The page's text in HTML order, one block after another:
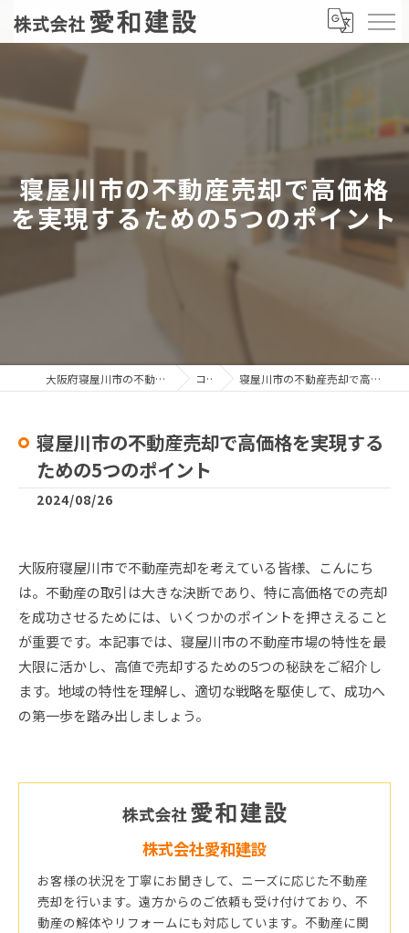
寝屋川市の不動産売却で高価格
を実現するための5つのポイント
大阪府寝屋川市の不動産売却なら株式会社愛和建設 コラム 寝屋川市の不動産売却で高価格を実現するための5つのポイント
寝屋川市の不動産売却で高価格を実現する
ための5つのポイント
2024/08/26
大阪府寝屋川市で不動産売却を考えている皆様、こんにち
は。不動産の取引は大きな決断であり、特に高価格での売却
を成功させるためには、いくつかのポイントを押さえること
が重要です。本記事では、寝屋川市の不動産市場の特性を最
大限に活かし、高値で売却するための5つの秘訣をご紹介し
ます。地域の特性を理解し、適切な戦略を駆使して、成功へ
の第一歩を踏み出しましょう。
株式会社愛和建設
お客様の状況を丁寧にお聞きして、ニーズに応じた不動産
売却を行います。遠方からのご依頼も受け付けており、不
動産の解体やリフォームにも対応しています。不動産に関